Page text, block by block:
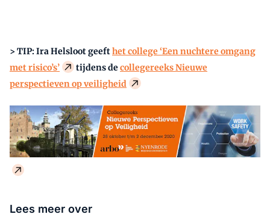
> TIP: Ira Helsloot geefthet college ‘Een nuchtere omgang
met risico’s’
tijdens de collegereeks Nieuwe
perspectieven op veiligheid
Lees meer over